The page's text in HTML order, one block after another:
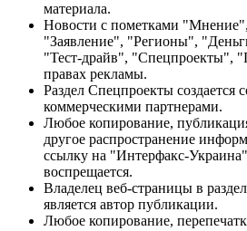
материала.
Новости с пометками
"Заявление", "Регионы",
"Тест-драйв", "Спецпроекты",
правах рекламы.
Раздел Спецпроекты создается
коммерческими партнерами.
Любое копирование,
другое распространение
ссылку на "Интерфакс-
воспрещается.
Владелец веб-страницы в
является автор публикации.
Любое копирование,